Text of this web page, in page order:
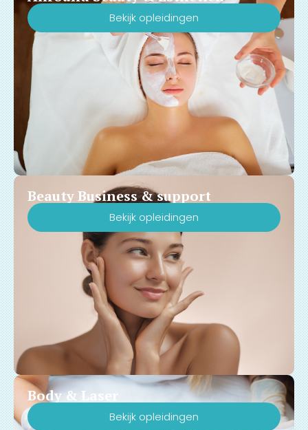
Bekijk opleidingen
Beauty Business & support
Bekijk opleidingen
Body & Laser
Bekijk opleidingen